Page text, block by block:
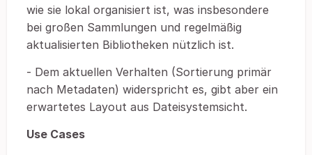
wie sie lokal organisiert ist, was insbesondere
bei großen Sammlungen und regelmäßig
aktualisierten Bibliotheken nützlich ist.
- Dem aktuellen Verhalten (Sortierung primär
nach Metadaten) widerspricht es, gibt aber ein
erwartetes Layout aus Dateisystemsicht.
Use Cases